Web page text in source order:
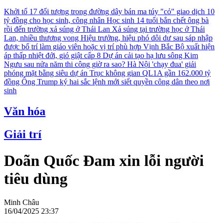
Khởi tố 17 đối tượng trong đường dây bán ma túy "cỏ" giao dịch 10
tỷ đồng cho học sinh, công nhân Học sinh 14 tuổi bắn chết ông bà
rồi đến trường xả súng ở Thái Lan Xả súng tại trường học ở Thái
Lan, nhiều thương vong Hiệu trưởng, hiệu phó dôi dư sau sáp nhập
được bố trí làm giáo viên hoặc vị trí phù hợp Vịnh Bắc Bộ xuất hiện
áp thấp nhiệt đới, gió giật cấp 8 Dự án cải tạo hạ lưu sông Kim
Ngưu sau nửa năm thi công giờ ra sao? Hà Nội 'chạy đua' giải
phóng mặt bằng siêu dự án Trục không gian QL1A gần 162.000 tỷ
đồng Ông Trump ký hai sắc lệnh mới siết quyền công dân theo nơi
sinh
Văn hóa
Giải trí
Doãn Quốc Đam xin lỗi người
tiêu dùng
Minh Châu
16/04/2025 23:37